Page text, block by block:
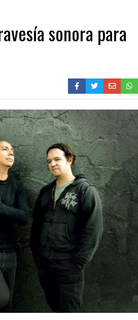
sonora para